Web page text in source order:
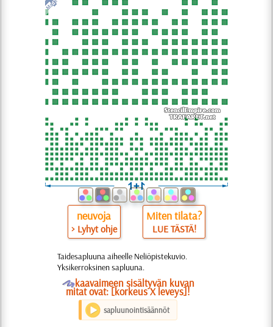
neuvoja
> Lyhyt ohje
Miten tilata?
LUE TÄSTÄ!
Taidesapluuna aiheelle Neliöpistekuvio.
Yksikerroksinen sapluuna.
Okaavaimeen sisältyvän kuvan
mitat ovat: [korkeus X leveys]!
sapluunointisäännöt